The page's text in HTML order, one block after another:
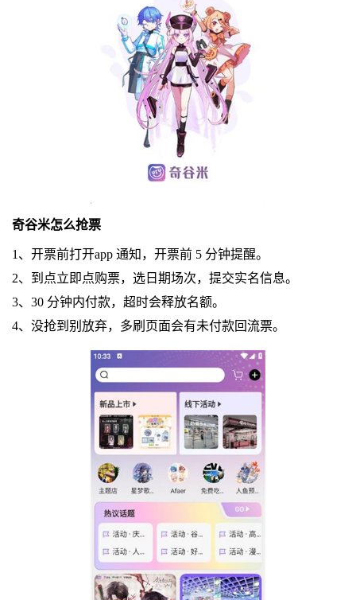
奇谷米怎么抢票
1、开票前打开app 通知，开票前 5 分钟提醒。
2、到点立即点购票，选日期场次，提交实名信息。
3、30 分钟内付款，超时会释放名额。
4、没抢到别放弃，多刷页面会有未付款回流票。